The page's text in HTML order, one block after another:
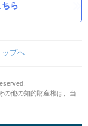
ら
ップへ
の他の知的財産権は、当